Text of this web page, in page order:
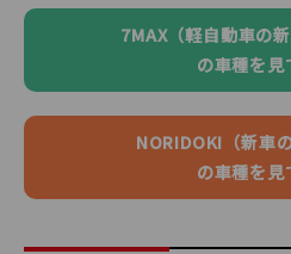
7MAX（軽自動車の
の車種を見
NORIDOKI（新車
の車種を見